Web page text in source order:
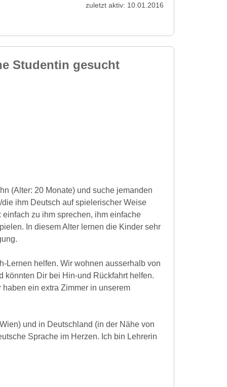
zuletzt aktiv: 10.01.2016
Studentin gesucht
(Alter: 20 Monate) und suche jemanden
ihm Deutsch auf spielerischer Weise
zu ihm sprechen, ihm einfache
In diesem Alter lernen die Kinder sehr
Lernen helfen. Wir wohnen ausserhalb von
könnten Dir bei Hin-und Rückfahrt helfen.
ein extra Zimmer in unserem
und in Deutschland (in der Nähe von
Sprache im Herzen. Ich bin Lehrerin